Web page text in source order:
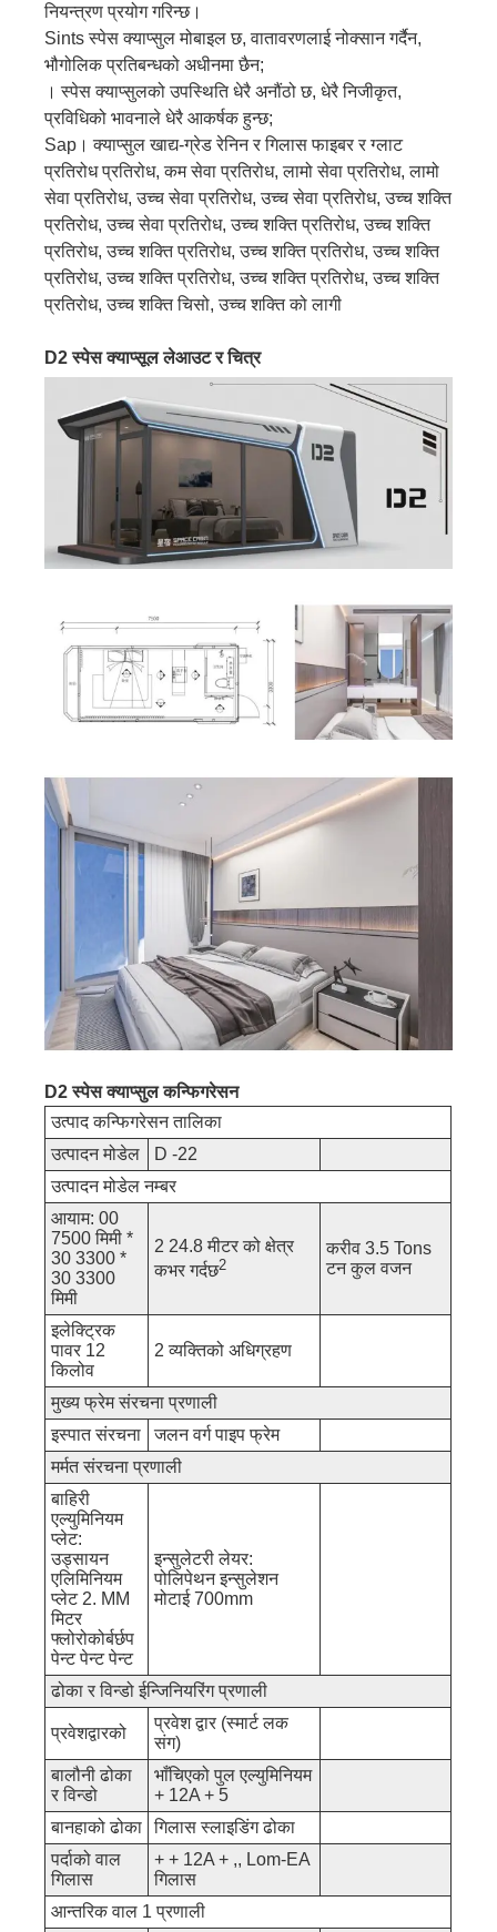
नियन्त्रण प्रयोग गरिन्छ।
Sints स्पेस क्याप्सुल मोबाइल छ, वातावरणलाई नोक्सान गर्दैन,
भौगोलिक प्रतिबन्धको अधीनमा छैन;
। स्पेस क्याप्सुलको उपस्थिति धेरै अनौंठो छ, धेरै निजीकृत,
प्रविधिको भावनाले धेरै आकर्षक हुन्छ;
Sap। क्याप्सुल खाद्य-ग्रेड रेनिन र गिलास फाइबर र ग्लाट
प्रतिरोध प्रतिरोध, कम सेवा प्रतिरोध, लामो सेवा प्रतिरोध, लामो
सेवा प्रतिरोध, उच्च सेवा प्रतिरोध, उच्च सेवा प्रतिरोध, उच्च शक्ति
प्रतिरोध, उच्च सेवा प्रतिरोध, उच्च शक्ति प्रतिरोध, उच्च शक्ति
प्रतिरोध, उच्च शक्ति प्रतिरोध, उच्च शक्ति प्रतिरोध, उच्च शक्ति
प्रतिरोध, उच्च शक्ति प्रतिरोध, उच्च शक्ति प्रतिरोध, उच्च शक्ति
प्रतिरोध, उच्च शक्ति चिसो, उच्च शक्ति को लागी
D2 स्पेस क्याप्सूल लेआउट र चित्र
D2 स्पेस क्याप्सुल कन्फिगरेसन
उत्पाद कन्फिगरेसन तालिका
उत्पादन मोडेल
D -22
उत्पादन मोडेल नम्बर
आयाम: 00
7500 मिमी *
30 3300 *
30 3300
मिमी
2 24.8 मीटर को क्षेत्र
कभर गर्दछ2
करीव 3.5 Tons
टन कुल वजन
इलेक्ट्रिक
पावर 12
किलोव
2 व्यक्तिको अधिग्रहण
मुख्य फ्रेम संरचना प्रणाली
इस्पात संरचना
जलन वर्ग पाइप फ्रेम
मर्मत संरचना प्रणाली
बाहिरी
एल्युमिनियम
प्लेट:
उड्सायन
एलिमिनियम
प्लेट 2. MM
मिटर
फ्लोरोकोर्बर्छप
पेन्ट पेन्ट पेन्ट
इन्सुलेटरी लेयर:
पोलिपेथन इन्सुलेशन
मोटाई 700mm
ढोका र विन्डो ईन्जिनियरिंग प्रणाली
प्रवेशद्वारको
प्रवेश द्वार (स्मार्ट लक
संग)
बालौनी ढोका
र विन्डो
भाँचिएको पुल एल्युमिनियम
+ 12A + 5
बानहाको ढोका
गिलास स्लाइडिंग ढोका
पर्दाको वाल
गिलास
+ + 12A + ,, Lom-EA
गिलास
आन्तरिक वाल 1 प्रणाली